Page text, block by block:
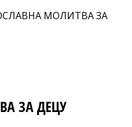
МОЛИТВА ЗА
ЗА ДЕЦУ